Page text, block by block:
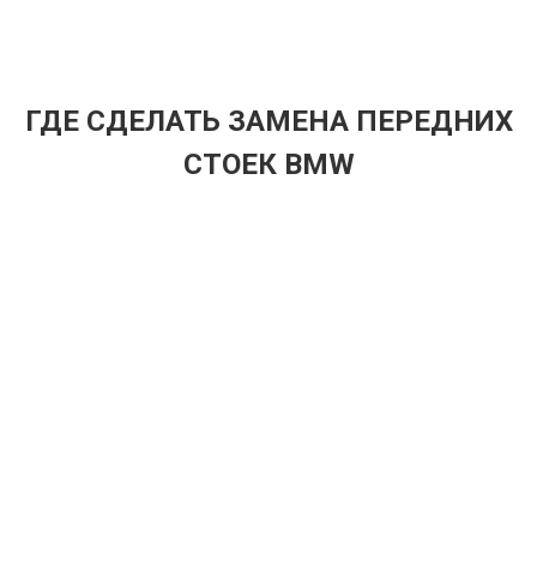
ГДЕ СДЕЛАТЬ ЗАМЕНА ПЕРЕДНИХ
СТОЕК BMW